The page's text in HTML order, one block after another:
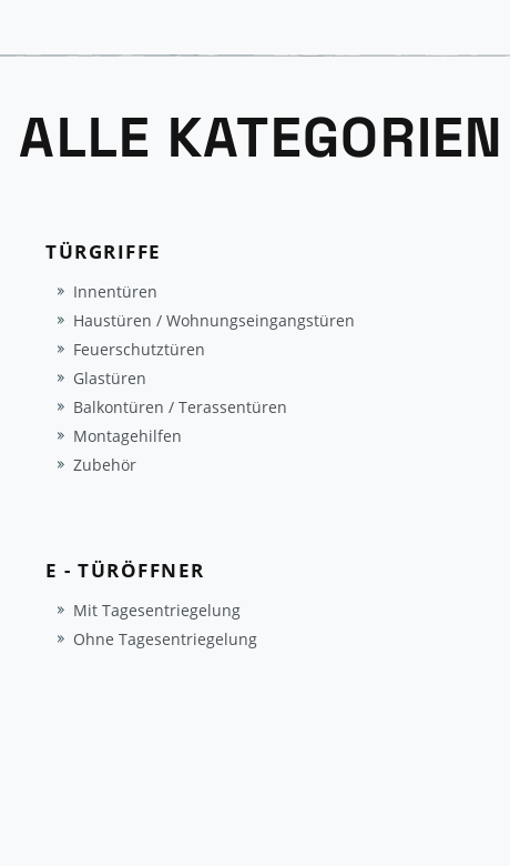
ALLE KATEGORIEN
TÜRGRIFFE
Innentüren
Haustüren / Wohnungseingangstüren
Feuerschutztüren
Glastüren
Balkontüren / Terassentüren
Montagehilfen
Zubehör
E - TÜRÖFFNER
Mit Tagesentriegelung
Ohne Tagesentriegelung